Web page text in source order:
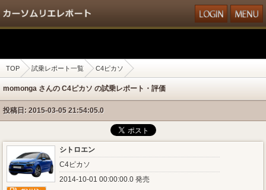
TOP 試乗レポート一覧 C4ピカソ
momonga さんの C4ピカソ の試乗レポート・評価
投稿日: 2015-03-05 21:54:05.0
シトロエン
C4ピカソ
2014-10-01 00:00:00.0 発売